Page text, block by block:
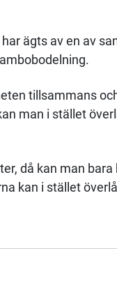
ägts av en av
tillsammans
man i stället
då kan man
kan i stället